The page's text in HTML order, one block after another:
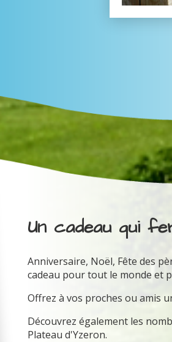
Un cadeau qui
Anniversaire, Noël, Fête des
cadeau pour tout le monde et
Offrez à vos proches ou amis
Découvrez également les
Plateau d'Yzeron.